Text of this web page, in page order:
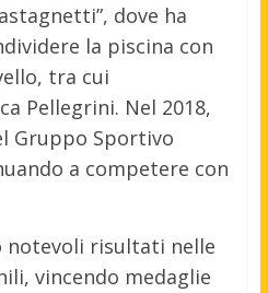
dove ha
la piscina con
tra cui
Pellegrini. Nel 2018,
Gruppo Sportivo
a competere con
notevoli risultati nelle
vincendo medaglie